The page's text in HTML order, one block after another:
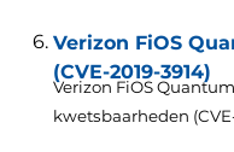
Verizon FiOS
(CVE-2019-3914)
Verizon FiOS
kwetsbaarheden (CVE-